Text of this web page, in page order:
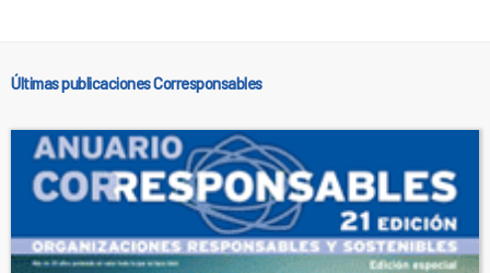
Últimas publicaciones Corresponsables